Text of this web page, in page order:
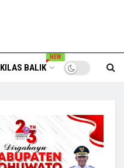
KILAS BALIK
NEW